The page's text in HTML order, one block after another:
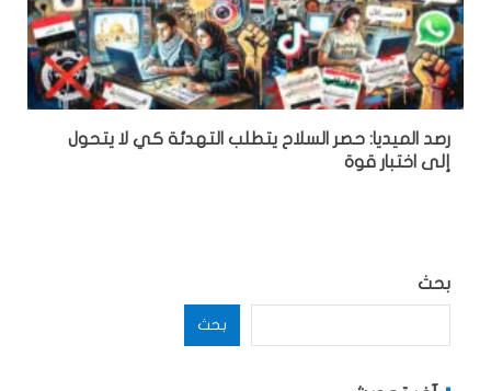
رصد الميديا: حصر السلاح يتطلب التهدئة كي لا يتحول
إلى اختبار قوة
بحث
بحث